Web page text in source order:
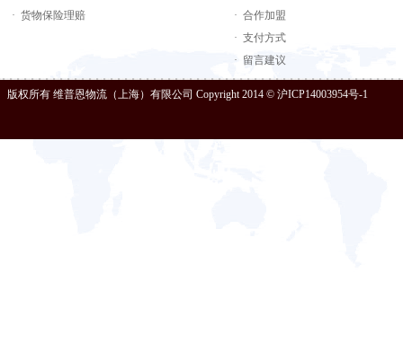
· 货物保险理赔
· 合作加盟
· 支付方式
· 留言建议
版权所有 维普恩物流（上海）有限公司 Copyright 2014 © 沪ICP14003954号-1